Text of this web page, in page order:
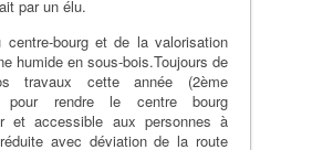
par un élu.
centre-bourg et de la valorisation
humide en sous-bois.Toujours de
travaux cette année (2ème
pour rendre le centre bourg
et accessible aux personnes à
avec déviation de la route